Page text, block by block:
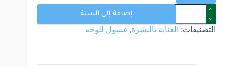
إضافة إلى السلة
التصنيفات: العناية بالبشرة, غسول للوجه